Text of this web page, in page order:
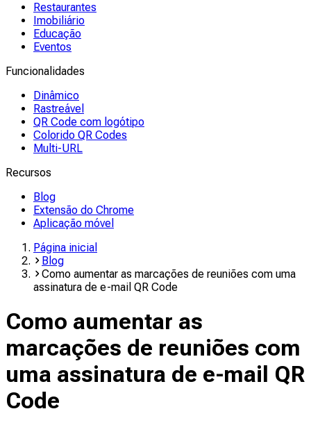
Restaurantes
Imobiliário
Educação
Eventos
Funcionalidades
Dinâmico
Rastreável
QR Code com logótipo
Colorido QR Codes
Multi-URL
Recursos
Blog
Extensão do Chrome
Aplicação móvel
Página inicial
Blog
Como aumentar as marcações de reuniões com uma
assinatura de e-mail QR Code
Como aumentar as
marcações de reuniões com
uma assinatura de e-mail QR
Code